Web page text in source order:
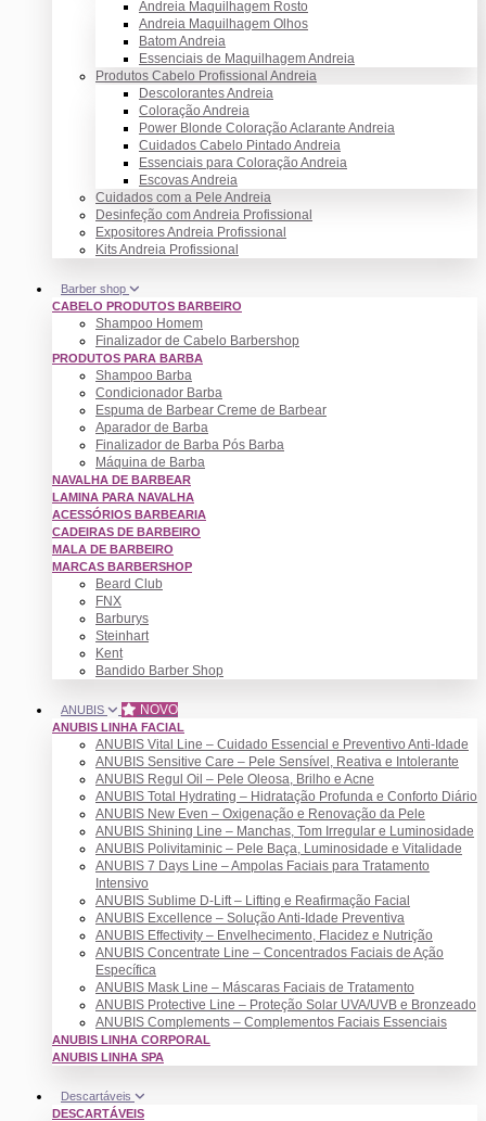
Andreia Maquilhagem Rosto
Andreia Maquilhagem Olhos
Batom Andreia
Essenciais de Maquilhagem Andreia
Produtos Cabelo Profissional Andreia
Descolorantes Andreia
Coloração Andreia
Power Blonde Coloração Aclarante Andreia
Cuidados Cabelo Pintado Andreia
Essenciais para Coloração Andreia
Escovas Andreia
Cuidados com a Pele Andreia
Desinfeção com Andreia Profissional
Expositores Andreia Profissional
Kits Andreia Profissional
Barber shop
CABELO PRODUTOS BARBEIRO
Shampoo Homem
Finalizador de Cabelo Barbershop
PRODUTOS PARA BARBA
Shampoo Barba
Condicionador Barba
Espuma de Barbear Creme de Barbear
Aparador de Barba
Finalizador de Barba Pós Barba
Máquina de Barba
NAVALHA DE BARBEAR
LAMINA PARA NAVALHA
ACESSÓRIOS BARBEARIA
CADEIRAS DE BARBEIRO
MALA DE BARBEIRO
MARCAS BARBERSHOP
Beard Club
FNX
Barburys
Steinhart
Kent
Bandido Barber Shop
ANUBIS NOVO
ANUBIS LINHA FACIAL
ANUBIS Vital Line – Cuidado Essencial e Preventivo Anti-Idade
ANUBIS Sensitive Care – Pele Sensível, Reativa e Intolerante
ANUBIS Regul Oil – Pele Oleosa, Brilho e Acne
ANUBIS Total Hydrating – Hidratação Profunda e Conforto Diário
ANUBIS New Even – Oxigenação e Renovação da Pele
ANUBIS Shining Line – Manchas, Tom Irregular e Luminosidade
ANUBIS Polivitaminic – Pele Baça, Luminosidade e Vitalidade
ANUBIS 7 Days Line – Ampolas Faciais para Tratamento
Intensivo
ANUBIS Sublime D-Lift – Lifting e Reafirmação Facial
ANUBIS Excellence – Solução Anti-Idade Preventiva
ANUBIS Effectivity – Envelhecimento, Flacidez e Nutrição
ANUBIS Concentrate Line – Concentrados Faciais de Ação
Específica
ANUBIS Mask Line – Máscaras Faciais de Tratamento
ANUBIS Protective Line – Proteção Solar UVA/UVB e Bronzeado
ANUBIS Complements – Complementos Faciais Essenciais
ANUBIS LINHA CORPORAL
ANUBIS LINHA SPA
Descartáveis
DESCARTÁVEIS